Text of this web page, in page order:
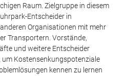
Raum. Zielgruppe in diesem
Entscheider in
Organisationen mit mehr
Transportern. Vorstände,
und weitere Entscheider
Kostensenkungspotenziale
kennen zu lernen